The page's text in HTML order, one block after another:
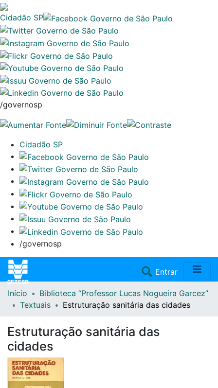
Cidadão SP
/governosp
Cidadão SP
/governosp
Entrar(current)
Home
Repositório
Doações/Aquisições
Início
Biblioteca “Professor Lucas Nogueira Garcez”
Textuais
Estruturação sanitária das cidades
Estruturação sanitária das
cidades